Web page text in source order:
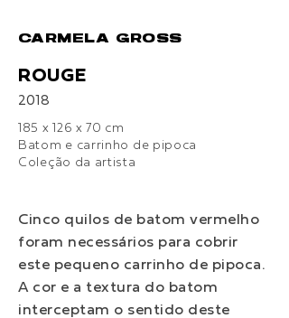
CARMELA GROSS
ROUGE
2018
185 x 126 x 70 cm
Batom e carrinho de pipoca
Coleção da artista
Cinco quilos de batom vermelho
foram necessários para cobrir
este pequeno carrinho de pipoca.
A cor e a textura do batom
interceptam o sentido deste